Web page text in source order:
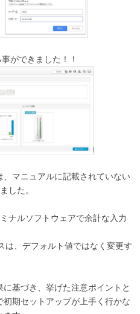
ができました！！
マニュアルに記載されていない
した。
ナルソフトウェアで余計な入力
は、デフォルト値ではなく変更す
基づき、挙げた注意ポイントと
期セットアップが上手く行かな